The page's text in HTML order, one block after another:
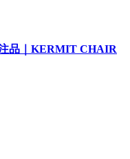
品｜KERMIT CHAIR